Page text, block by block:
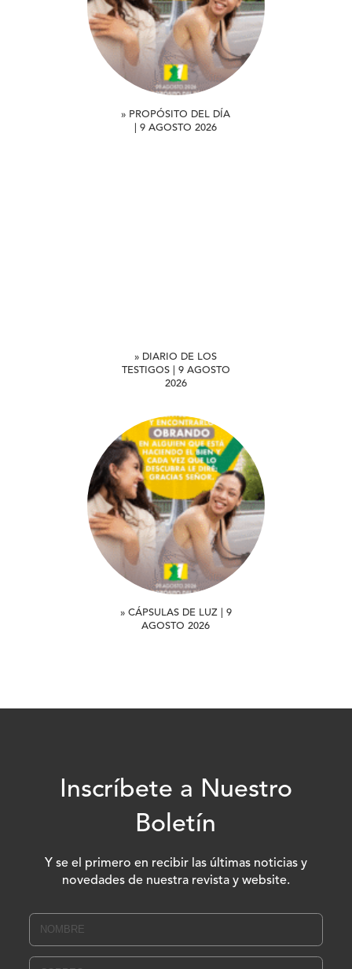
» PROPÓSITO DEL DÍA
| 9 AGOSTO 2026
» DIARIO DE LOS
TESTIGOS | 9 AGOSTO
2026
» CÁPSULAS DE LUZ | 9
AGOSTO 2026
Inscríbete a Nuestro
Boletín
Y se el primero en recibir las últimas noticias y
novedades de nuestra revista y website.